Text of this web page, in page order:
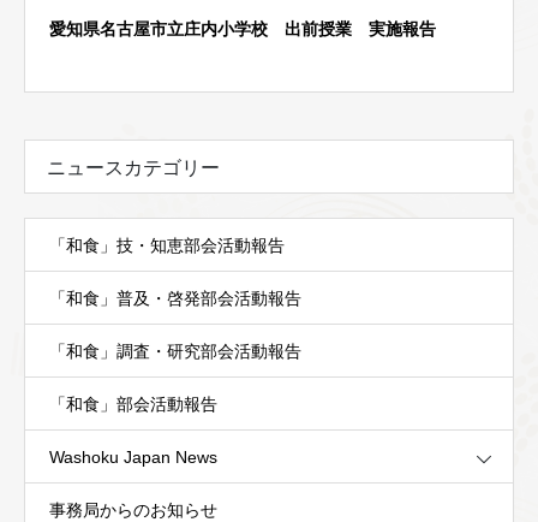
愛知県名古屋市立庄内小学校 出前授業 実施報告
ニュースカテゴリー
「和食」技・知恵部会活動報告
「和食」普及・啓発部会活動報告
「和食」調査・研究部会活動報告
「和食」部会活動報告
Washoku Japan News
事務局からのお知らせ